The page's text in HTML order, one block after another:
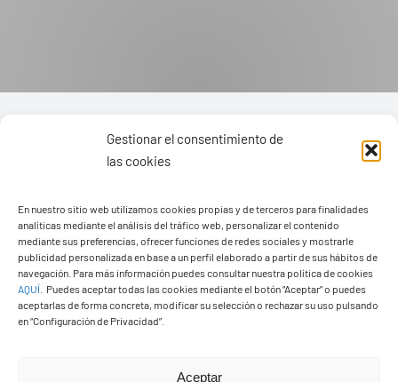
Gestionar el consentimiento de
las cookies
En nuestro sitio web utilizamos cookies propias y de terceros para finalidades
analíticas mediante el análisis del tráfico web, personalizar el contenido
mediante sus preferencias, ofrecer funciones de redes sociales y mostrarle
publicidad personalizada en base a un perfil elaborado a partir de sus hábitos de
navegación. Para más información puedes consultar nuestra política de cookies
AQUÍ
Puedes aceptar todas las cookies mediante el botón “Aceptar” o puedes
aceptarlas de forma concreta, modificar su selección o rechazar su uso pulsando
en “Configuración de Privacidad”.
Aceptar